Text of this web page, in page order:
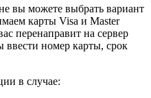
вы можете выбрать вариант
карты Visa и Master
перенаправит на сервер
номер карты, срок
в случае: